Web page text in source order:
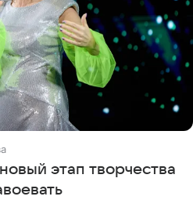
этап творчества